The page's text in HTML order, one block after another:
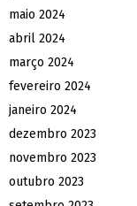
maio 2024
abril 2024
março 2024
fevereiro 2024
janeiro 2024
dezembro 2023
novembro 2023
outubro 2023